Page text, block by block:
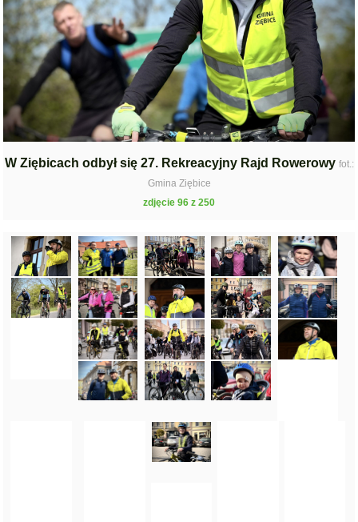
W Ziębicach odbył się 27. Rekreacyjny Rajd Rowerowy fot.:
Gmina Ziębice
zdjęcie 96 z 250